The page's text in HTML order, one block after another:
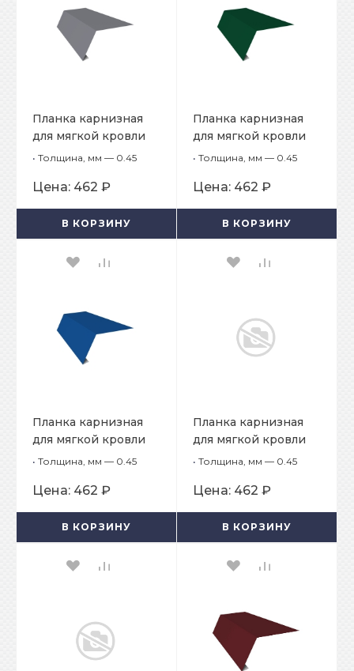
Планка карнизная
для мягкой кровли
65х50х2000
• Толщина, мм — 0.45
Цена: 462 ₽
В КОРЗИНУ
Планка карнизная
для мягкой кровли
65х50х2000
• Толщина, мм — 0.45
Цена: 462 ₽
В КОРЗИНУ
Планка карнизная
для мягкой кровли
65х50х2000
• Толщина, мм — 0.45
Цена: 462 ₽
В КОРЗИНУ
Планка карнизная
для мягкой кровли
65х50х2000
• Толщина, мм — 0.45
Цена: 462 ₽
В КОРЗИНУ